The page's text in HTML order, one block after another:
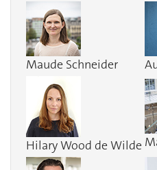
Maude Schneider
Hilary Wood de Wilde